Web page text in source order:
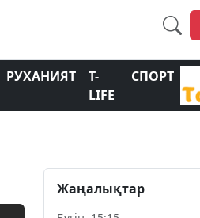
РУХАНИЯТ
T-
LIFE
СПОРТ
Жаңалықтар